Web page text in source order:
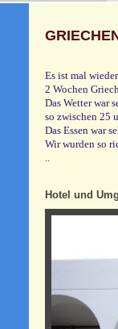
Es ist mal
2 Wochen
Das Wetter war
so zwischen 25
Das Essen war
Wir wurden so
..
Hotel und